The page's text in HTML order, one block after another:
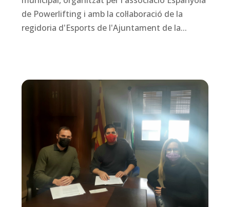
de Powerlifting i amb la col·laboració de la
regidoria d'Esports de l'Ajuntament de la...